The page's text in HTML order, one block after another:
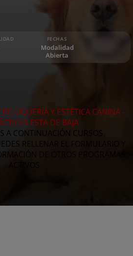
FECHAS
Modalidad
Abierta
Y ESTÉTICA CANINA -
ESTA DE BAJA
A CONTINUACIÓN CURSOS
RELLENAR EL FORMULARIO Y
DE OTROS PROGRAMAS